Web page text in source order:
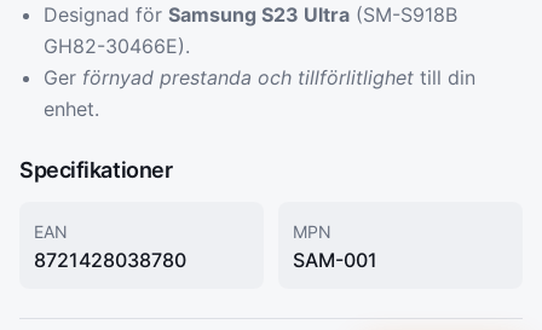
Designad för Samsung S23 Ultra (SM-S918B
GH82-30466E).
Ger förnyad prestanda och tillförlitlighet till din
enhet.
Specifikationer
EAN
8721428038780
MPN
SAM-001